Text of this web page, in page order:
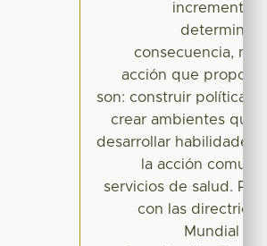
incrementar
consecuencia,
acción que
son: construir políticas
crear ambientes que
desarrollar habilidades
la acción
servicios de salud.
con las
Mundial de